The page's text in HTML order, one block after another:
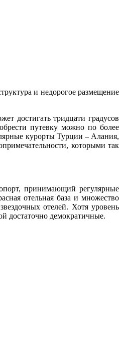
и недорогое размещение
достигать тридцати градусов
путевку можно по более
курорты Турции – Алания,
которыми так
принимающий регулярные
отельная база и множество
отелей. Хотя уровень
достаточно демократичные.